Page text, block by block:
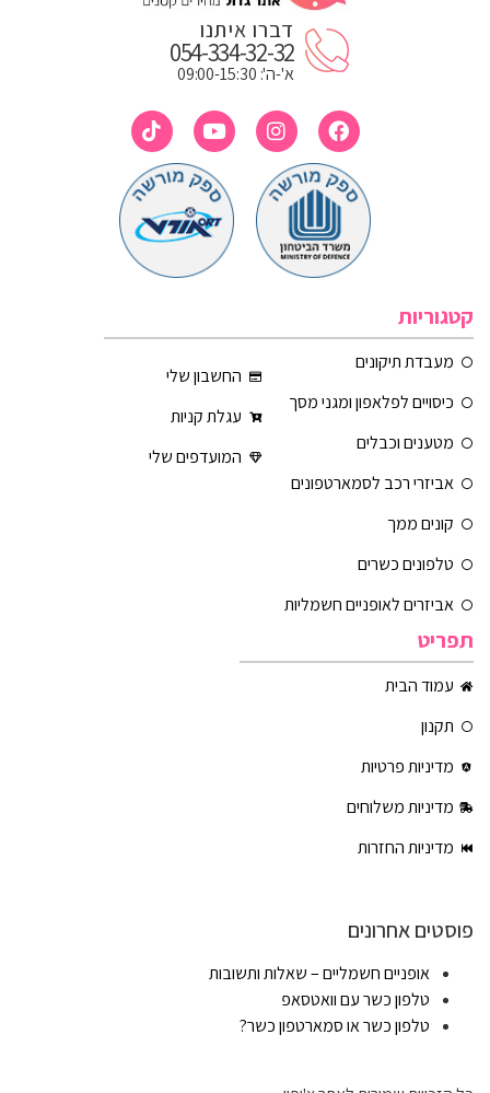
דברו איתנו
054-334-32-32
א'-ה': 09:00-15:30
קטגוריות
מעבדת תיקונים
כיסויים לפלאפון ומגני מסך
מטענים וכבלים
אביזרי רכב לסמארטפונים
קונים ממך
טלפונים כשרים
אביזרים לאופניים חשמליות
החשבון שלי
עגלת קניות
המועדפים שלי
תפריט
עמוד הבית
תקנון
מדיניות פרטיות
מדיניות משלוחים
מדיניות החזרות
פוסטים אחרונים
אופניים חשמליים – שאלות ותשובות
טלפון כשר עם וואטסאפ
טלפון כשר או סמארטפון כשר?